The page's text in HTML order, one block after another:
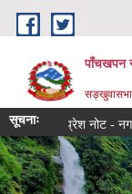
Skip to main content
पाँचखपन
सूचनाःप्रेश नोट - नगर